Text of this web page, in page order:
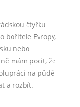
čtyřku
bořitele Evropy,
nebo
mám pocit, že
na půdě
a rozbít.